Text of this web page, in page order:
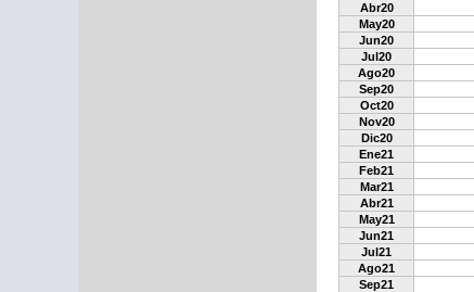
Abr20
May20
Jun20
Jul20
Ago20
Sep20
Oct20
Nov20
Dic20
Ene21
Feb21
Mar21
Abr21
May21
Jun21
Jul21
Ago21
Sep21